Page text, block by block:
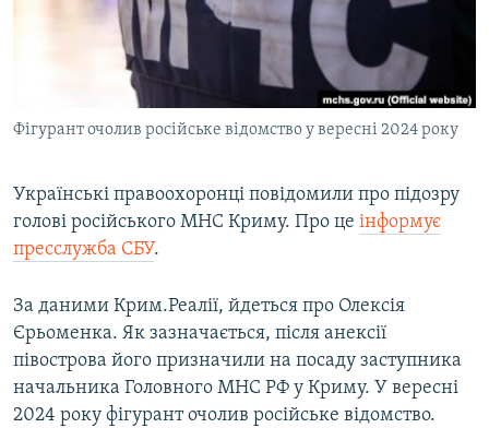
ВІДЕОУРОКИ «ELIFBE»
СВІДЧЕННЯ ОКУПАЦІЇ
УКРАЇНСЬКА ПРОБЛЕМА КРИМУ
ІНФОГРАФІКА
ДОЛУЧАЙСЯ!
Усі сайти RFE/RL
Фігурант очолив російське відомство у вересні 2024 року
Українські правоохоронці повідомили про підозру
голові російського МНС Криму. Про це інформує
пресслужба СБУ.
За даними Крим.Реалії, йдеться про Олексія
Єрьоменка. Як зазначається, після анексії
півострова його призначили на посаду заступника
начальника Головного МНС РФ у Криму. У вересні
2024 року фігурант очолив російське відомство.